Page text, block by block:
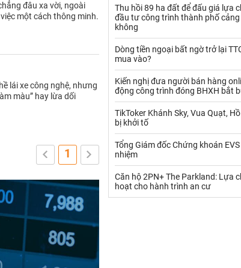
đâu xa vời, ngoài
một cách thông minh.
lái xe công nghệ, nhưng
màu” hay lừa dối
1
Rau - Củ -Quả Sắt
Sữa
Than Thức
Thủy hải sản khác Tôm
Vàng
VLXD khác Xăng
Xi măng - Clynker
Thu hồi 89 ha đất để đấu giá lựa
đầu tư công trình thành phố cảng
không
Dòng tiền ngoại bất ngờ trở lại
mua vào?
Kiến nghị đưa người bán hàng
động công trình đóng BHXH bắt
TikToker Khánh Sky, Vua Quạt,
bị khởi tố
Tổng Giám đốc Chứng khoán
nhiệm
Căn hộ 2PN+ The Parkland: Lựa
hoạt cho hành trình an cư